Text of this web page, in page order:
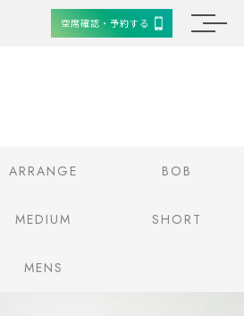
空席確認・予約する
ARRANGE BOB
MEDIUM SHORT
MENS